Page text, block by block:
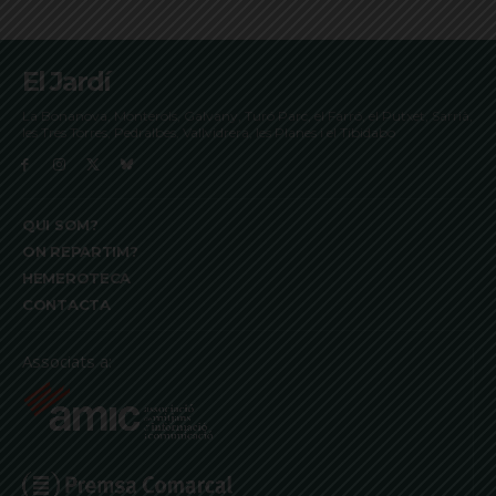
El Jardí
La Bonanova, Monterols, Galvany, Turó Parc, el Farró, el Putxet, Sarrià,
les Tres Torres, Pedralbes, Vallvidrera, les Planes i el Tibidabo
QUI SOM?
ON REPARTIM?
HEMEROTECA
CONTACTA
Associats a: